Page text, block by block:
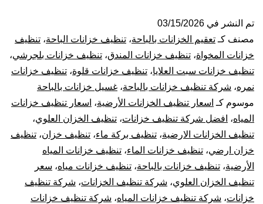
بالباحة
حصرية
أتصل
الأن
تم النشر في 03/15/2026
مصنف كـ تعقيم الخزانات بالباحة، تنظيف خزانات الباحة، تنظيف
خزانات المخواة، تنظيف خزانات المندق، تنظيف خزانات بلجرشي،
تنظيف خزانات سبت العلايا، تنظيف خزانات قلوة، تنظيف خزانات
نمره، شركة تنظيف خزانات بالباحة، غسيل خزانات بالباحة
موسوم كـ اسعار تنظيف الخزانات الأرضية، اسعار تنظيف خزانات
المياه، افضل شركة تنظيف خزانات، تنظيف الخزان العلوي،
تنظيف الخزانات الارضية، تنظيف بركة ماء، تنظيف خزان، تنظيف
خزان ارضي، تنظيف خزانات الماء، تنظيف خزانات المياه
الأرضية، تنظيف خزانات بالباحة، تنظيف خزانات مياه، سعر
تنظيف الخزان العلوي، شركة تنظيف الخزانات، شركة تنظيف
خزانات، شركة تنظيف خزانات المياه، شركة تنظيف خزانات